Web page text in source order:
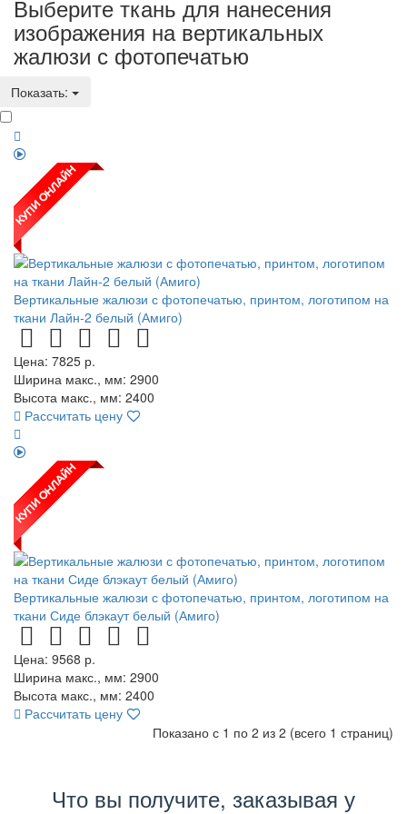
Выберите ткань для нанесения
изображения на вертикальных
жалюзи с фотопечатью
Показать:
Вертикальные жалюзи с фотопечатью, принтом, логотипом на
ткани Лайн-2 белый (Амиго)
Цена: 7825 р.
Ширина макс., мм: 2900
Высота макс., мм: 2400
Рассчитать цену
Вертикальные жалюзи с фотопечатью, принтом, логотипом на
ткани Сиде блэкаут белый (Амиго)
Цена: 9568 р.
Ширина макс., мм: 2900
Высота макс., мм: 2400
Рассчитать цену
Показано с 1 по 2 из 2 (всего 1 страниц)
Что вы получите, заказывая у